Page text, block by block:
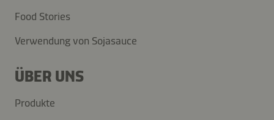
Food Stories
Verwendung von Sojasauce
ÜBER UNS
Produkte